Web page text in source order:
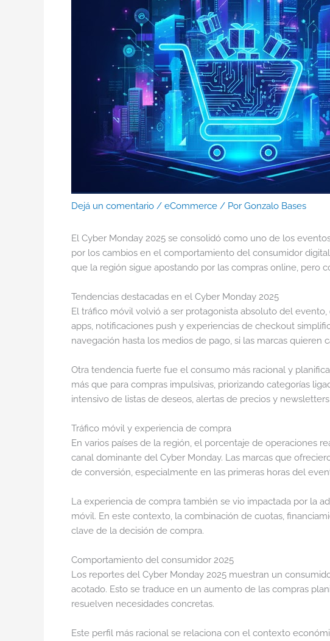
Dejá un comentario / eCommerce / Por Gonzalo Bases
El Cyber Monday 2025 se consolidó como uno de los
por los cambios en el comportamiento del consumidor
que la región sigue apostando por las compras online, pero
Tendencias destacadas en el Cyber Monday 2025
El tráfico móvil volvió a ser protagonista absoluto del
apps, notificaciones push y experiencias de checkout
navegación hasta los medios de pago, si las marcas quieren
Otra tendencia fuerte fue el consumo más racional y
más que para compras impulsivas, priorizando categorías
intensivo de listas de deseos, alertas de precios y
Tráfico móvil y experiencia de compra
En varios países de la región, el porcentaje de operaciones
canal dominante del Cyber Monday. Las marcas que
de conversión, especialmente en las primeras horas del
La experiencia de compra también se vio impactada por la
móvil. En este contexto, la combinación de cuotas,
clave de la decisión de compra.
Comportamiento del consumidor 2025
Los reportes del Cyber Monday 2025 muestran un
acotado. Esto se traduce en un aumento de las compras
resuelven necesidades concretas.
Este perfil más racional se relaciona con el contexto